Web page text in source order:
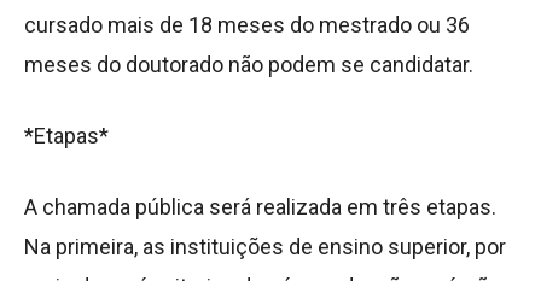
cursado mais de 18 meses do mestrado ou 36
meses do doutorado não podem se candidatar.
*Etapas*
A chamada pública será realizada em três etapas.
Na primeira, as instituições de ensino superior, por